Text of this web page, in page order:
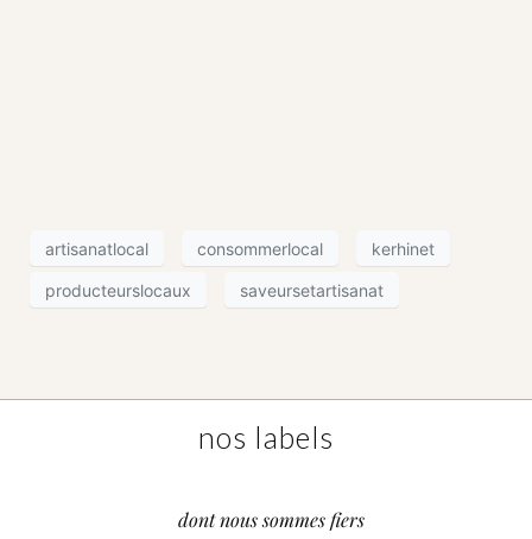
artisanatlocal consommerlocal kerhinet
producteurslocaux saveursetartisanat
nos labels
dont nous sommes fiers